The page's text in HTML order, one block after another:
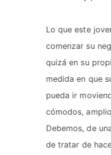
Lo que este
comenzar su
quizá en su
medida en que
pueda ir
cómodos,
Debemos, de
de tratar de